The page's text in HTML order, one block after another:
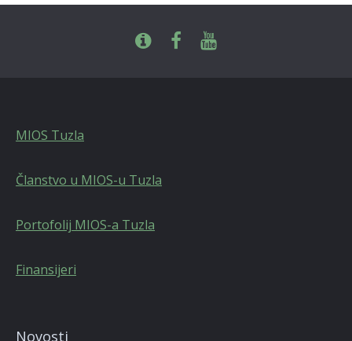
MIOS Tuzla
Članstvo u MIOS-u Tuzla
Portofolij MIOS-a Tuzla
Finansijeri
Novosti